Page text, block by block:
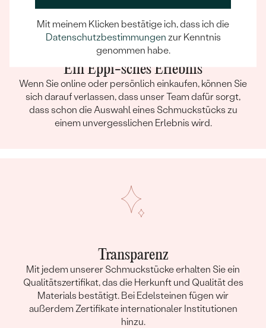
Ein Eppi-sches Erlebnis
Wenn Sie online oder persönlich einkaufen, können Sie
sich darauf verlassen, dass unser Team dafür sorgt,
dass schon die Auswahl eines Schmuckstücks zu
einem unvergesslichen Erlebnis wird.
Transparenz
Mit jedem unserer Schmuckstücke erhalten Sie ein
Qualitätszertifikat, das die Herkunft und Qualität des
Materials bestätigt. Bei Edelsteinen fügen wir
außerdem Zertifikate internationaler Institutionen
hinzu.
Mit meinem Klicken bestätige ich, dass ich die
Datenschutzbestimmungen zur Kenntnis
genommen habe.